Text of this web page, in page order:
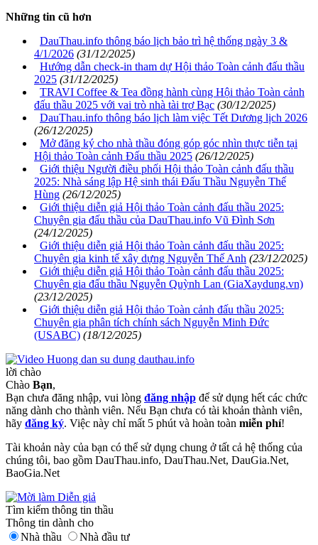
Những tin cũ hơn
DauThau.info thông báo lịch bảo trì hệ thống ngày 3 &
4/1/2026 (31/12/2025)
Hướng dẫn check-in tham dự Hội thảo Toàn cảnh đấu thầu
2025 (31/12/2025)
TRAVI Coffee & Tea đồng hành cùng Hội thảo Toàn cảnh
đấu thầu 2025 với vai trò nhà tài trợ Bạc (30/12/2025)
DauThau.info thông báo lịch làm việc Tết Dương lịch 2026
(26/12/2025)
Mở đăng ký cho nhà thầu đóng góp góc nhìn thực tiễn tại
Hội thảo Toàn cảnh Đấu thầu 2025 (26/12/2025)
Giới thiệu Người điều phối Hội thảo Toàn cảnh đấu thầu
2025: Nhà sáng lập Hệ sinh thái Đấu Thầu Nguyễn Thế
Hùng (26/12/2025)
Giới thiệu diễn giả Hội thảo Toàn cảnh đấu thầu 2025:
Chuyên gia đấu thầu của DauThau.info Vũ Đình Sơn
(24/12/2025)
Giới thiệu diễn giả Hội thảo Toàn cảnh đấu thầu 2025:
Chuyên gia kinh tế xây dựng Nguyễn Thế Anh (23/12/2025)
Giới thiệu diễn giả Hội thảo Toàn cảnh đấu thầu 2025:
Chuyên gia đấu thầu Nguyễn Quỳnh Lan (GiaXaydung.vn)
(23/12/2025)
Giới thiệu diễn giả Hội thảo Toàn cảnh đấu thầu 2025:
Chuyên gia phân tích chính sách Nguyễn Minh Đức
(USABC) (18/12/2025)
lời chào
Chào Bạn,
Bạn chưa đăng nhập, vui lòng đăng nhập để sử dụng hết các chức
năng dành cho thành viên. Nếu Bạn chưa có tài khoản thành viên,
hãy đăng ký. Việc này chỉ mất 5 phút và hoàn toàn miễn phí!
Tài khoản này của bạn có thể sử dụng chung ở tất cả hệ thống của
chúng tôi, bao gồm DauThau.info, DauThau.Net, DauGia.Net,
BaoGia.Net
Tìm kiếm thông tin thầu
Thông tin dành cho
Nhà thầu
Nhà đầu tư